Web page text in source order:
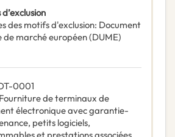
des motifs d'exclusion: Document
de marché européen (DUME)
0001
Fourniture de terminaux de
électronique avec garantie-
petits logiciels,